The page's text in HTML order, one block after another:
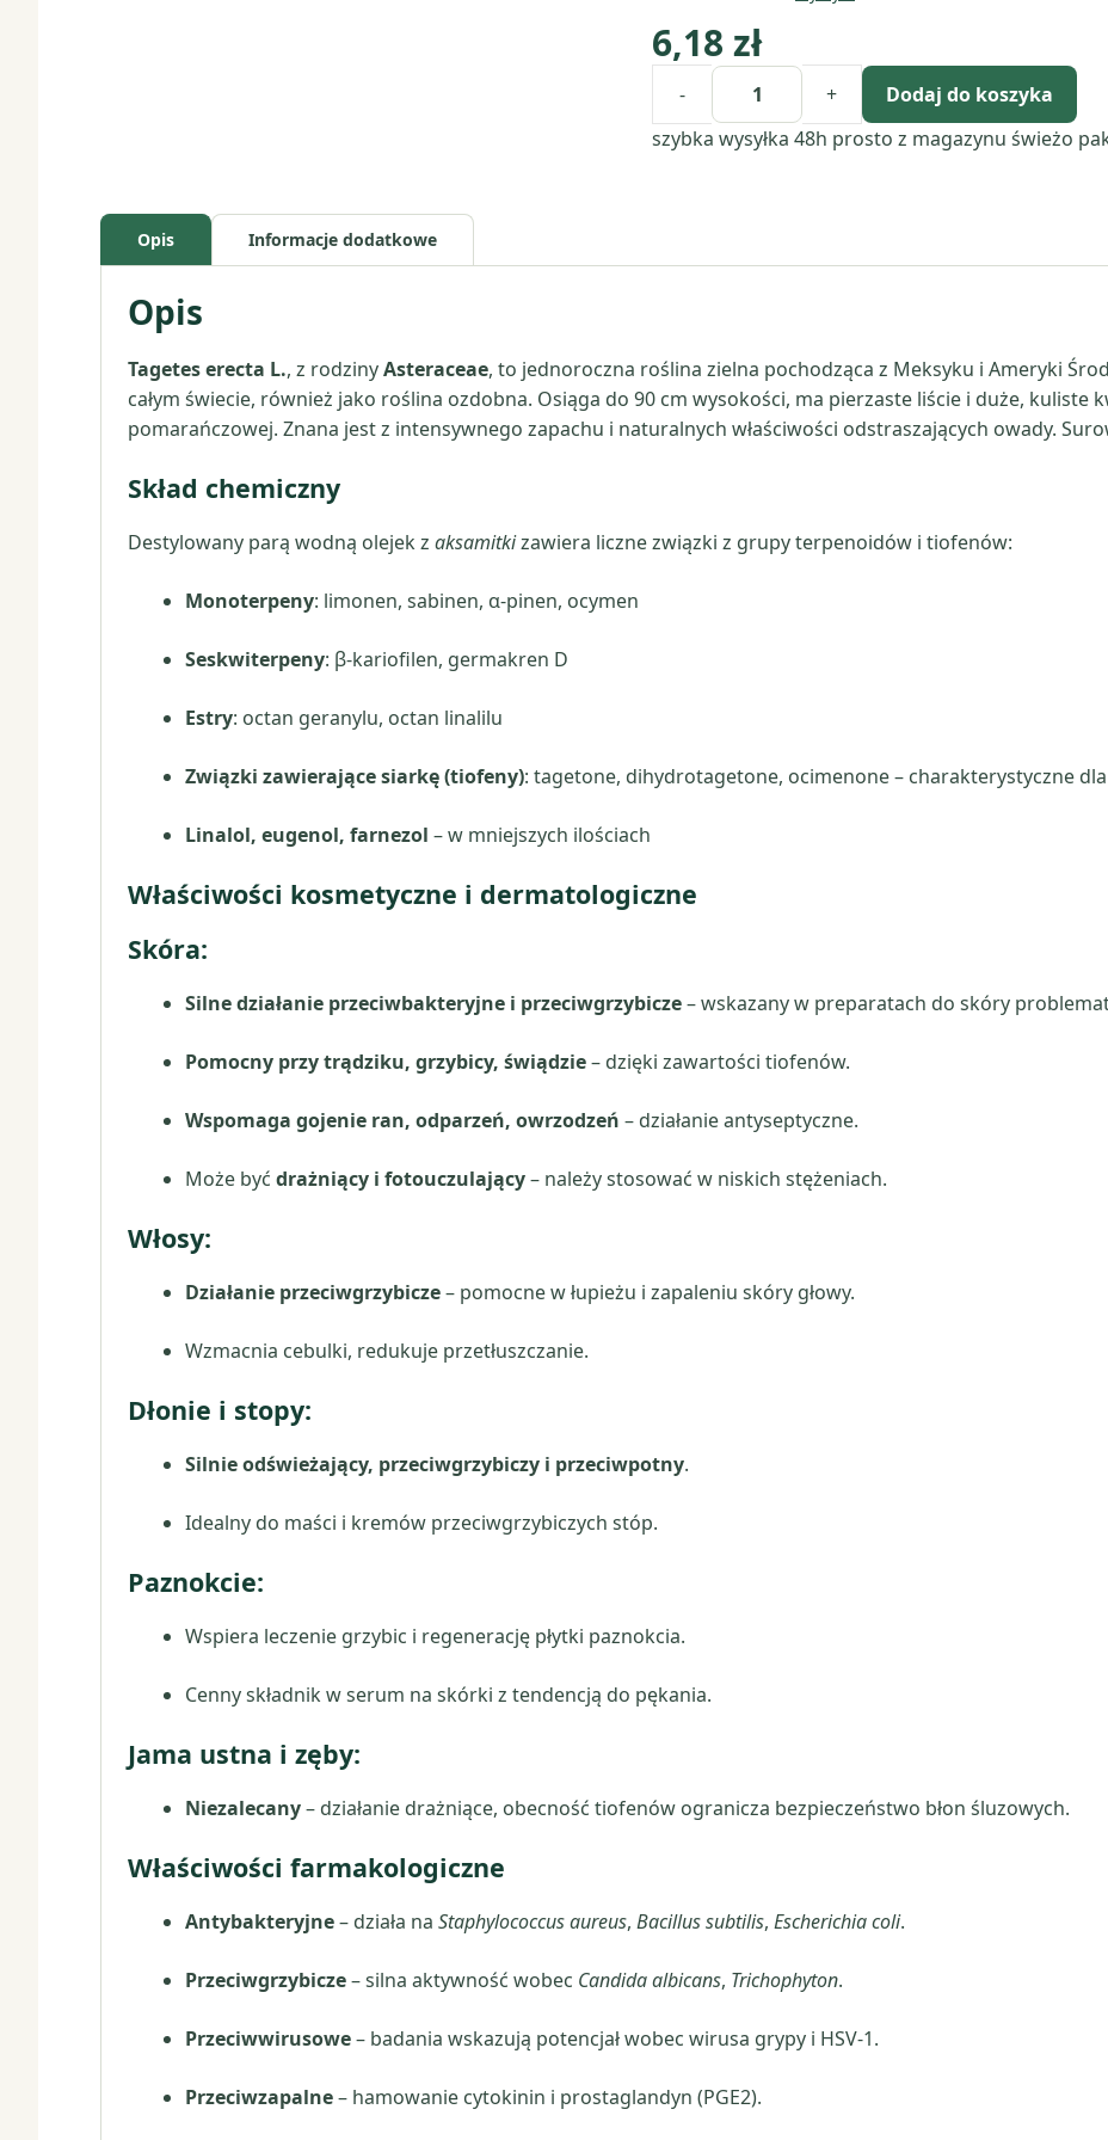
6,18 zł
-
ilość
Aksamitka
+
Dodaj do koszyka
szybka wysyłka 48h prosto z magazynu świeżo
Opis Informacje dodatkowe
Opis
Tagetes erecta L., z rodzinyAsteraceae, to jednoroczna roślina zielna pochodząca z Meksyku i Ameryki
całym świecie, również jako roślina ozdobna. Osiąga do 90 cm wysokości, ma pierzaste liście i duże, kuliste
pomarańczowej. Znana jest z intensywnego zapachu i naturalnych właściwości odstraszających owady.
Skład chemiczny
Destylowany parą wodną olejek z aksamitkizawiera liczne związki z grupy terpenoidów i tiofenów:
Monoterpeny: limonen, sabinen, α-pinen, ocymen
Seskwiterpeny: β-kariofilen, germakren D
Estry: octan geranylu, octan linalilu
Związki zawierające siarkę (tiofeny): tagetone, dihydrotagetone, ocimenone – charakterystyczne
Linalol, eugenol, farnezol – w mniejszych ilościach
Właściwości kosmetyczne i dermatologiczne
Skóra:
Silne działanie przeciwbakteryjne i przeciwgrzybicze– wskazany w preparatach do skóry
Pomocny przy trądziku, grzybicy, świądzie– dzięki zawartości tiofenów.
Wspomaga gojenie ran, odparzeń, owrzodzeń – działanie antyseptyczne.
Może być drażniący i fotouczulający– należy stosować w niskich stężeniach.
Włosy:
Działanie przeciwgrzybicze– pomocne w łupieżu i zapaleniu skóry głowy.
Wzmacnia cebulki, redukuje przetłuszczanie.
Dłonie i stopy:
Silnie odświeżający, przeciwgrzybiczy i przeciwpotny.
Idealny do maści i kremów przeciwgrzybiczych stóp.
Paznokcie:
Wspiera leczenie grzybic i regenerację płytki paznokcia.
Cenny składnik w serum na skórki z tendencją do pękania.
Jama ustna i zęby:
Niezalecany– działanie drażniące, obecność tiofenów ogranicza bezpieczeństwo błon śluzowych.
Właściwości farmakologiczne
Antybakteryjne– działa na Staphylococcus aureus, Bacillus subtilis, Escherichia coli.
Przeciwgrzybicze– silna aktywność wobec Candida albicans, Trichophyton.
Przeciwwirusowe– badania wskazują potencjał wobec wirusa grypy i HSV-1.
Przeciwzapalne– hamowanie cytokinin i prostaglandyn (PGE2).